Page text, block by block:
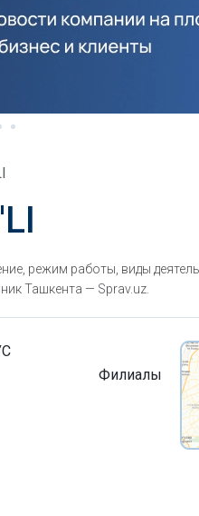
режим работы, виды
Ташкента — Sprav.uz.
Филиалы